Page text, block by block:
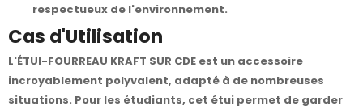
respectueux de l'environnement.
Cas d'Utilisation
L'ÉTUI-FOURREAU KRAFT SUR CDE est un accessoire
incroyablement polyvalent, adapté à de nombreuses
situations. Pour les étudiants, cet étui permet de garder